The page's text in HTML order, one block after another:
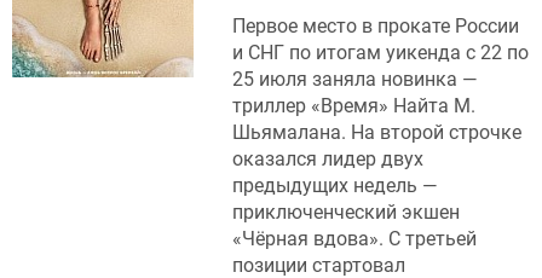
Первое место в прокате России
и СНГ по итогам уикенда с 22 по
25 июля заняла новинка —
триллер «Время» Найта М.
Шьямалана. На второй строчке
оказался лидер двух
предыдущих недель —
приключенческий экшен
«Чёрная вдова». С третьей
позиции стартовал